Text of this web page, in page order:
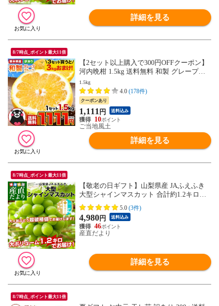
詳細を見る
8/7時点_ポイント最大11倍
【2セット以上購入で300円OFFクーポン】
河内晩柑 1.5kg 送料無料 和製 グレープフ
ルーツ おまけ フルーツ 果物 みかん 訳あ
り 熊本県産《1-5営業日以内に出荷予定
（土日祝日除く）》---d2_wbankan4s4s_s_26
_1111_1500g---
1.5kg
4.0 (178件)
クーポンあり
1,111 円 送料込み
10
ご当地風土
詳細を見る
8/7時点_ポイント最大11倍
【敬老の日ギフト】山梨県産 JAふえふき
大型シャインマスカット 合計約1.2キロ（2
房）送料無料 ぶどう ブドウ 種なしぶどう
ギフト 贈り物 メッセージカード付き クー
ル便発送
5.0 (3件)
4,980円 送料込み
46
産直だより
詳細を見る
8/7時点_ポイント最大11倍